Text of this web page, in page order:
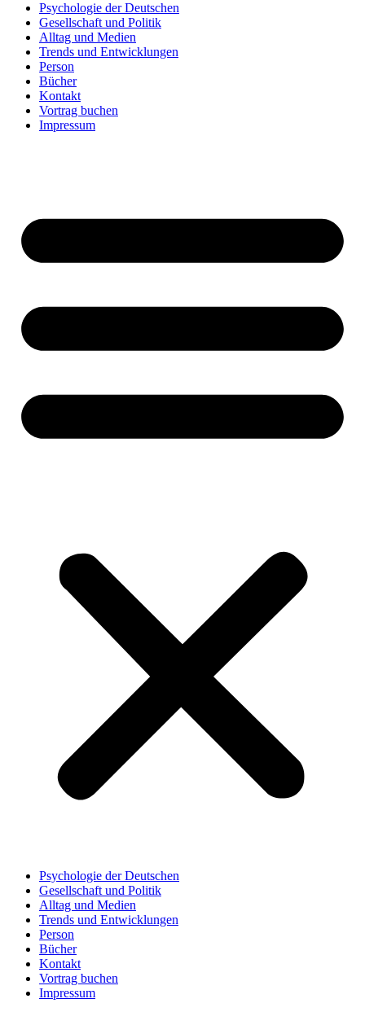
Psychologie der Deutschen
Gesellschaft und Politik
Alltag und Medien
Trends und Entwicklungen
Person
Bücher
Kontakt
Vortrag buchen
Impressum
Psychologie der Deutschen
Gesellschaft und Politik
Alltag und Medien
Trends und Entwicklungen
Person
Bücher
Kontakt
Vortrag buchen
Impressum